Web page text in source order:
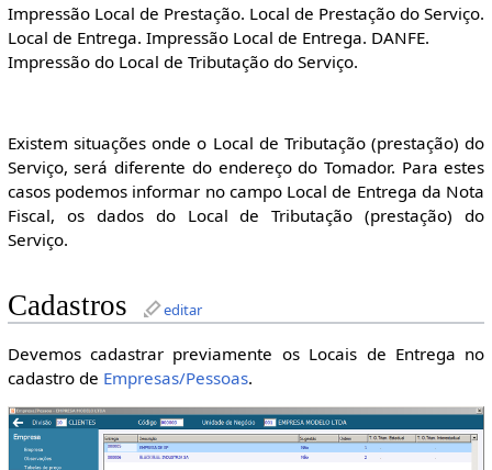
Impressão Local de Prestação. Local de Prestação do Serviço.
Local de Entrega. Impressão Local de Entrega. DANFE.
Impressão do Local de Tributação do Serviço.
Existem situações onde o Local de Tributação (prestação) do
Serviço, será diferente do endereço do Tomador. Para estes
casos podemos informar no campo Local de Entrega da Nota
Fiscal, os dados do Local de Tributação (prestação) do
Serviço.
Cadastros editar
Devemos cadastrar previamente os Locais de Entrega no
cadastro de Empresas/Pessoas.